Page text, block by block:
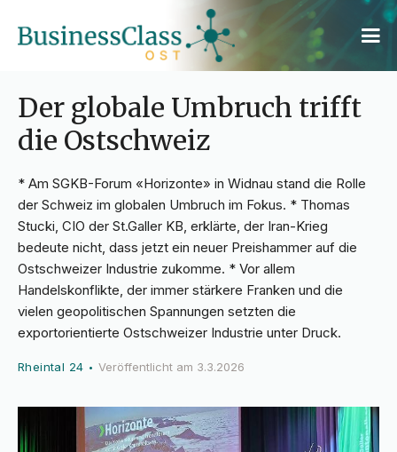
Der globale Umbruch trifft
die Ostschweiz
* Am SGKB-Forum «Horizonte» in Widnau stand die Rolle
der Schweiz im globalen Umbruch im Fokus. * Thomas
Stucki, CIO der St.Galler KB, erklärte, der Iran-Krieg
bedeute nicht, dass jetzt ein neuer Preishammer auf die
Ostschweizer Industrie zukomme. * Vor allem
Handelskonflikte, der immer stärkere Franken und die
vielen geopolitischen Spannungen setzten die
exportorientierte Ostschweizer Industrie unter Druck.
Rheintal 24 •Veröffentlicht am 3.3.2026